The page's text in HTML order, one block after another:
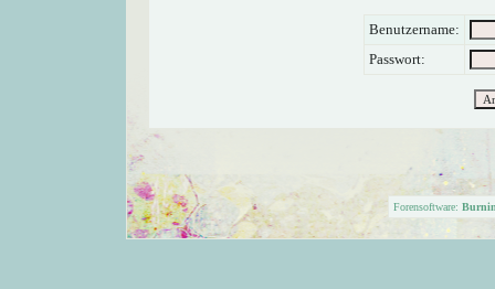
Benutzername:
Passwort:
Forensoftware: